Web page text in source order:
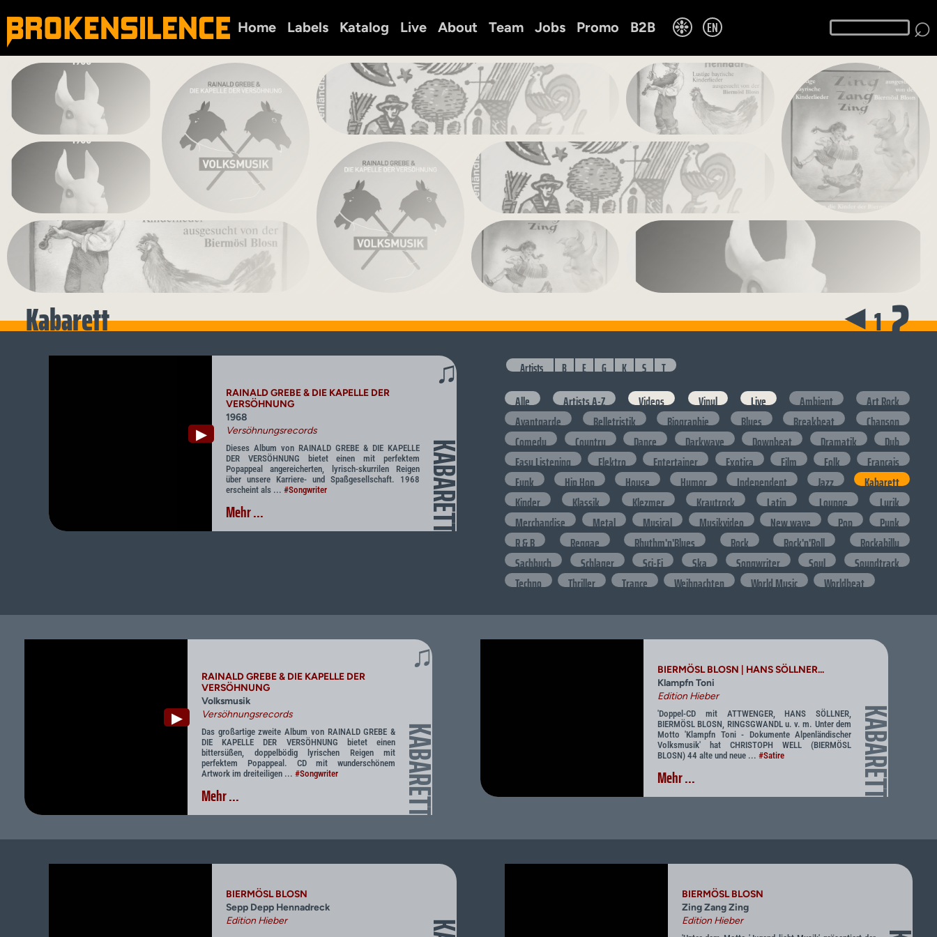
Home Labels Katalog Live About Team Jobs Promo B2B ❉ EN ⌕
Kabarett ▶ 1 2
▶
♫
KABARETT
RAINALD GREBE & DIE KAPELLE DER
VERSÖHNUNG
1968
Versöhnungsrecords
Dieses Album von RAINALD GREBE & DIE KAPELLE
DER VERSÖHNUNG bietet einen mit perfektem
Popappeal angereicherten, lyrisch-skurrilen Reigen
über unsere Karriere- und Spaßgesellschaft. 1968
erscheint als ... #Songwriter
Mehr ...
Artists B E G K S T
Alle Artists A-Z Videos Vinyl Live Ambient
Art Rock
Avantgarde
Belletristik Biographie Blues Breakbeat
Chanson
Comedy
Country Dance Darkwave Downbeat Dramatik
Dub
Easy Listening
Elektro Entertainer Exotica Film Folk
Francais
Funk
Hip Hop House Humor Independent Jazz
Kabarett
Kinder
Klassik Klezmer Krautrock Latin Lounge
Lyrik
Merchandise
Metal Musical Musikvideo New wave Pop
Punk
R & B
Reggae Rhythm'n'Blues Rock Rock'n'Roll
Rockabilly
Sachbuch
Schlager Sci-Fi Ska Songwriter Soul
Soundtrack
Techno
Thriller Trance Weihnachten World Music Worldbeat
▶
♫
KABARETT
RAINALD GREBE & DIE KAPELLE DER
VERSÖHNUNG
Volksmusik
Versöhnungsrecords
Das großartige zweite Album von RAINALD GREBE &
DIE KAPELLE DER VERSÖHNUNG bietet einen
bittersüßen, doppelbödig lyrischen Reigen mit
perfektem Popappeal. CD mit wunderschönem
Artwork im dreiteiligen ... #Songwriter
Mehr ... KABARETT
BIERMÖSL BLOSN | HANS SÖLLNER...
Klampfn Toni
Edition Hieber
'Doppel-CD mit ATTWENGER, HANS SÖLLNER,
BIERMÖSL BLOSN, RINGSGWANDL u. v. m. Unter dem
Motto 'Klampfn Toni - Dokumente Alpenländischer
Volksmusik' hat CHRISTOPH WELL (BIERMÖSL
BLOSN) 44 alte und neue ... #Satire
Mehr ...
BIERMÖSL BLOSN
Sepp Depp Hennadreck
Edition Hieber
BIERMÖSL BLOSN
Zing Zang Zing
Edition Hieber